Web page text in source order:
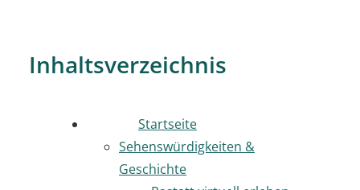
Inhaltsverzeichnis
Startseite
Sehenswürdigkeiten &
Geschichte